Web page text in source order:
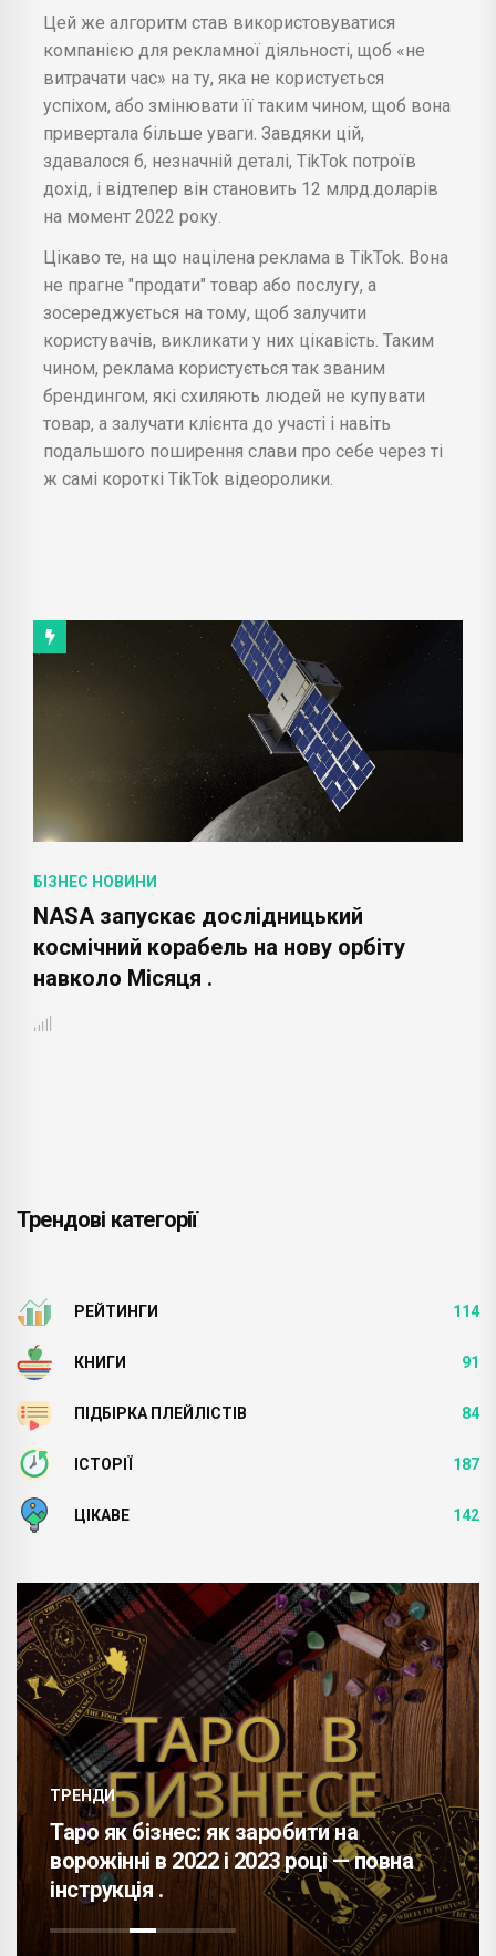
Цей же алгоритм став використовуватися
компанією для рекламної діяльності, щоб «не
витрачати час» на ту, яка не користується
успіхом, або змінювати її таким чином, щоб вона
привертала більше уваги. Завдяки цій,
здавалося б, незначній деталі, TikTok потроїв
дохід, і відтепер він становить 12 млрд.доларів
на момент 2022 року.
Цікаво те, на що націлена реклама в TikTok. Вона
не прагне "продати" товар або послугу, а
зосереджується на тому, щоб залучити
користувачів, викликати у них цікавість. Таким
чином, реклама користується так званим
брендингом, які схиляють людей не купувати
товар, а залучати клієнта до участі і навіть
подальшого поширення слави про себе через ті
ж самі короткі TikTok відеоролики.
БІЗНЕС НОВИНИ
NASA запускає дослідницький
космічний корабель на нову орбіту
навколо Місяця .
Трендові категорії
РЕЙТИНГИ 114
КНИГИ 91
ПІДБІРКА ПЛЕЙЛІСТІВ 84
ІСТОРІЇ 187
ЦІКАВЕ 142
ТРЕНДИ
Таро як бізнес: як заробити на
ворожінні в 2022 і 2023 році — повна
інструкція .